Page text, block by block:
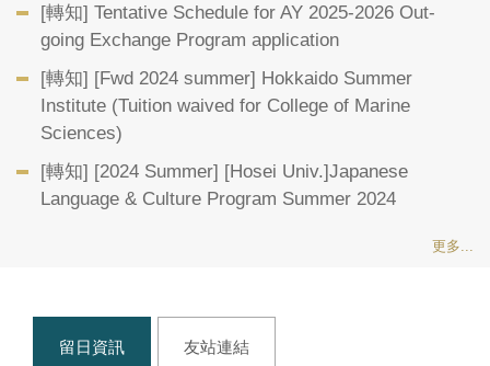
[轉知] Tentative Schedule for AY 2025-2026 Out-
going Exchange Program application
[轉知] [Fwd 2024 summer] Hokkaido Summer
Institute (Tuition waived for College of Marine
Sciences)
[轉知] [2024 Summer] [Hosei Univ.]Japanese
Language & Culture Program Summer 2024
更多...
留日資訊 友站連結